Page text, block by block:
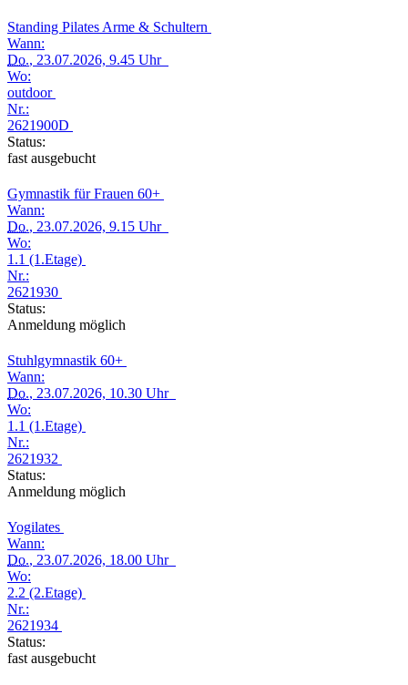
Standing Pilates Arme & Schultern
Wann:
Do., 23.07.2026, 9.45 Uhr
Wo:
outdoor
Nr.:
2621900D
Status:
fast ausgebucht
Gymnastik für Frauen 60+
Wann:
Do., 23.07.2026, 9.15 Uhr
Wo:
1.1 (1.Etage)
Nr.:
2621930
Status:
Anmeldung möglich
Stuhlgymnastik 60+
Wann:
Do., 23.07.2026, 10.30 Uhr
Wo:
1.1 (1.Etage)
Nr.:
2621932
Status:
Anmeldung möglich
Yogilates
Wann:
Do., 23.07.2026, 18.00 Uhr
Wo:
2.2 (2.Etage)
Nr.:
2621934
Status:
fast ausgebucht